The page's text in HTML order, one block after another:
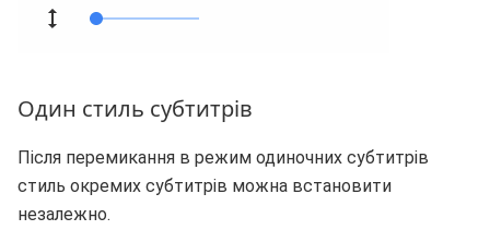
Один стиль субтитрів
Після перемикання в режим одиночних субтитрів
стиль окремих субтитрів можна встановити
незалежно.